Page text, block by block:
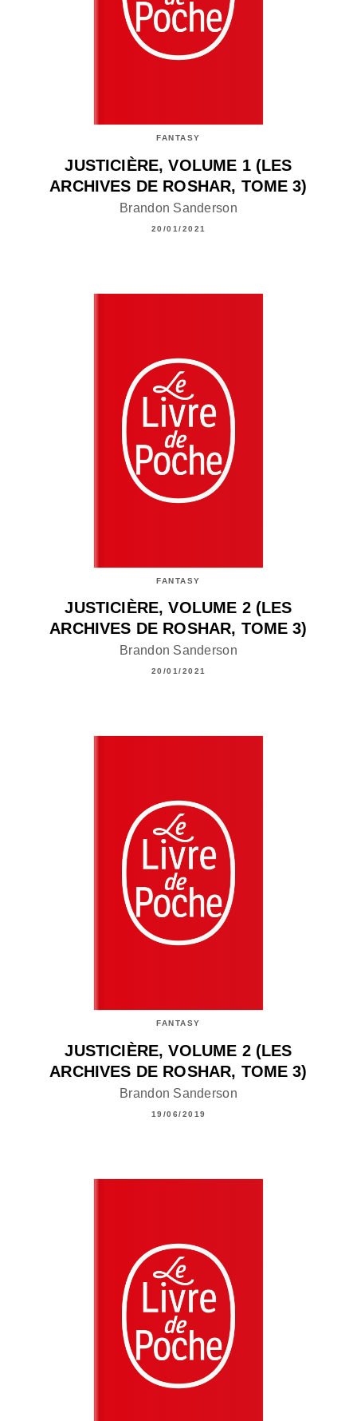
FANTASY
JUSTICIÈRE, VOLUME 1 (LES
ARCHIVES DE ROSHAR, TOME 3)
Brandon Sanderson
20/01/2021
FANTASY
JUSTICIÈRE, VOLUME 2 (LES
ARCHIVES DE ROSHAR, TOME 3)
Brandon Sanderson
20/01/2021
FANTASY
JUSTICIÈRE, VOLUME 2 (LES
ARCHIVES DE ROSHAR, TOME 3)
Brandon Sanderson
19/06/2019